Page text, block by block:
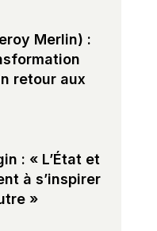
Merlin) :
retour aux
: « L’État et
à s’inspirer
»